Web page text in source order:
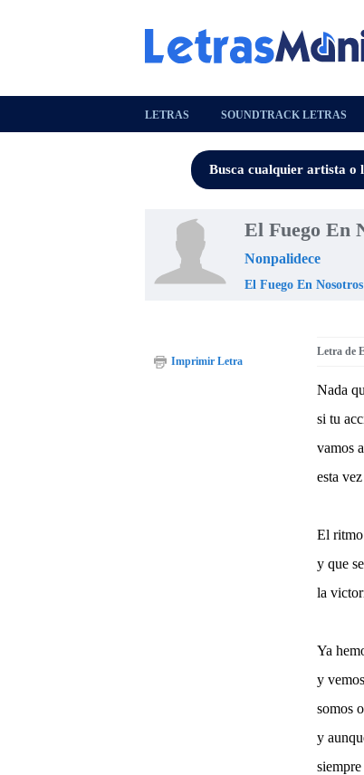
LETRAS SOUNDTRACK LETRAS
El Fuego En
Nonpalidece
El Fuego En Nosotros
Letra de
Nada
si tu
vamos
esta
El ritmo
y que
la
Ya
y
somos
y
Imprimir Letra